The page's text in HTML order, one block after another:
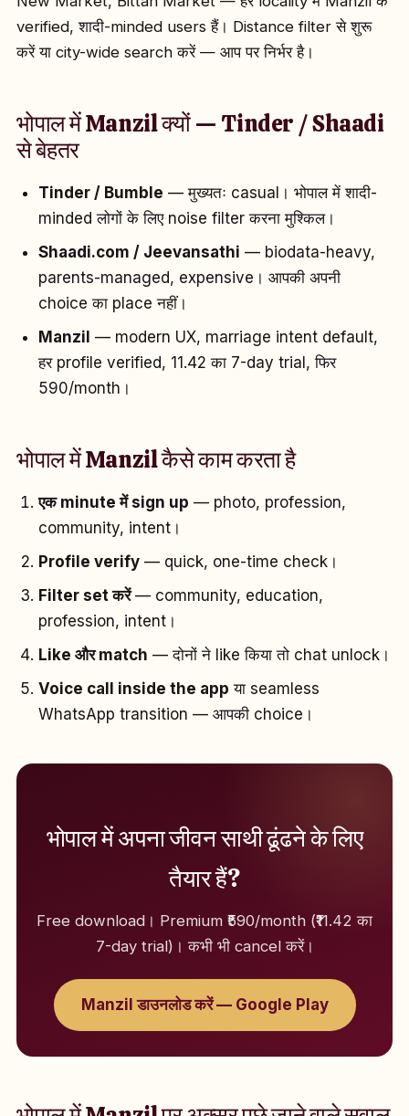
verified, शादी-minded users हैं। Distance filter से शुरू
करें या city-wide search करें — आप पर निर्भर है।
भोपाल में Manzil क्यों — Tinder / Shaadi
से बेहतर
Tinder / Bumble — मुख्यतः casual। भोपाल में शादी-
minded लोगों के लिए noise filter करना मुश्किल।
Shaadi.com / Jeevansathi — biodata-heavy,
parents-managed, expensive। आपकी अपनी
choice का place नहीं।
Manzil — modern UX, marriage intent default,
हर profile verified, ₹11.42 का 7-day trial, फिर
₹590/month।
भोपाल में Manzil कैसे काम करता है
एक minute में sign up — photo, profession,
community, intent।
Profile verify — quick, one-time check।
Filter set करें— community, education,
profession, intent।
Like और match — दोनों ने like किया तो chat unlock।
Voice call inside the app या seamless
WhatsApp transition — आपकी choice।
भोपाल में अपना जीवन साथी ढूंढने के लिए
तैयार हैं?
Free download। Premium ₹590/month (₹11.42 का
7-day trial)। कभी भी cancel करें।
Manzil डाउनलोड करें — Google Play